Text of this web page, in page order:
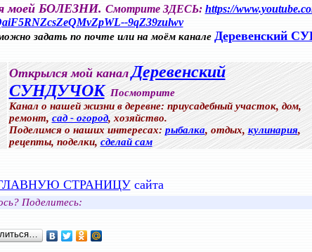
моей БОЛЕЗНИ. Смотрите ЗДЕСЬ: https://
9qZ39zulwv
задать по почте или на моём канале Деревенский
Открылся мой канал Деревенский
СУНДУЧОК Посмотрите
Канал о нашей жизни в деревне: приусадебный участок, дом,
ремонт,сад - огород, хозяйство.
Поделимся о наших интересах: рыбалка, отдых, кулинария,
рецепты, поделки, сделай сам
СТРАНИЦУ сайта
Поделитесь: